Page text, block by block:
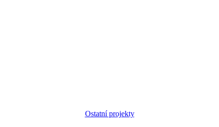
Ostatní projekty